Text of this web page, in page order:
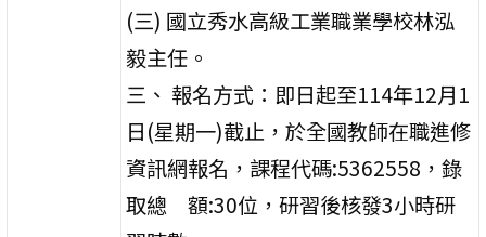
(三) 國立秀水高級工業職業學校林泓
毅主任。
三、 報名方式：即日起至114年12月1
日(星期一)截止，於全國教師在職進修
資訊網報名，課程代碼:5362558，錄
取總 額:30位，研習後核發3小時研